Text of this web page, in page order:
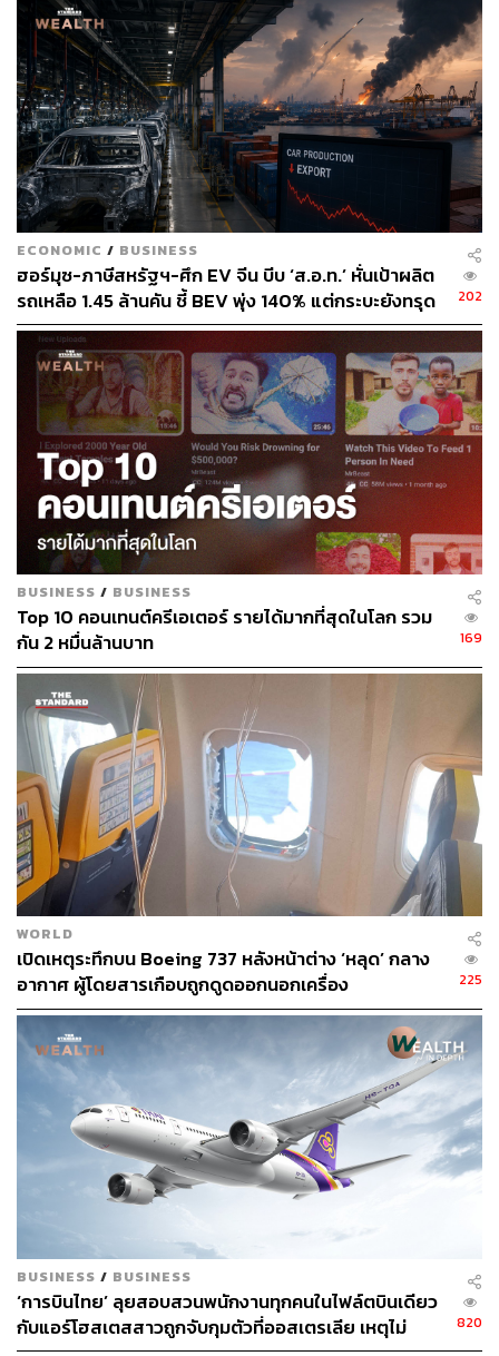
ECONOMIC / BUSINESS
ฮอร์มุซ-ภาษีสหรัฐฯ-ศึก EV จีน บีบ ‘ส.อ.ท.’ หั่นเป้าผลิต
รถเหลือ 1.45 ล้านคัน ชี้ BEV พุ่ง 140% แต่กระบะยังทรุด
202
BUSINESS / BUSINESS
Top 10 คอนเทนต์ครีเอเตอร์ รายได้มากที่สุดในโลก รวม
กัน 2 หมื่นล้านบาท
169
WORLD
เปิดเหตุระทึกบน Boeing 737 หลังหน้าต่าง ‘หลุด’ กลาง
อากาศ ผู้โดยสารเกือบถูกดูดออกนอกเครื่อง
225
BUSINESS / BUSINESS
‘การบินไทย’ ลุยสอบสวนพนักงานทุกคนในไฟล์ตบินเดียว
กับแอร์โฮสเตสสาวถูกจับกุมตัวที่ออสเตรเลีย เหตุไม่
820